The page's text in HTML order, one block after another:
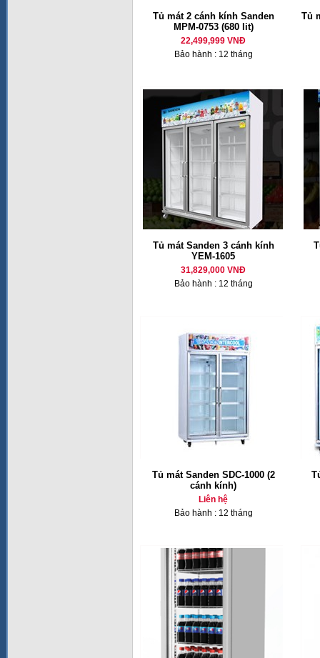
Tủ mát 2 cánh kính Sanden
MPM-0753 (680 lit)
22,499,999 VNĐ
Bảo hành : 12 tháng
Tủ
Tủ mát Sanden 3 cánh kính
YEM-1605
31,829,000 VNĐ
Bảo hành : 12 tháng
Tủ mát Sanden SDC-1000 (2
cánh kính)
Liên hệ
Bảo hành : 12 tháng